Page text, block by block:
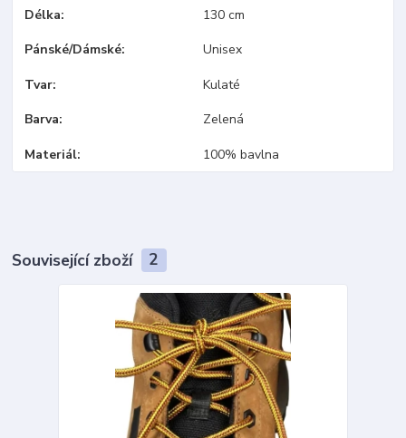
Délka 130 cm
Pánské/Dámské Unisex
Tvar Kulaté
Barva Zelená
Materiál 100% bavlna
Související zboží 2